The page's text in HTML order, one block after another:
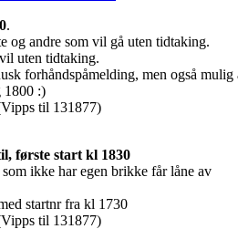
.
og andre som vil gå uten tidtaking.
uten tidtaking.
forhåndspåmelding, men også mulig
1800 :)
til 131877)
første start kl 1830
ikke har egen brikke får låne av
startnr fra kl 1730
til 131877)